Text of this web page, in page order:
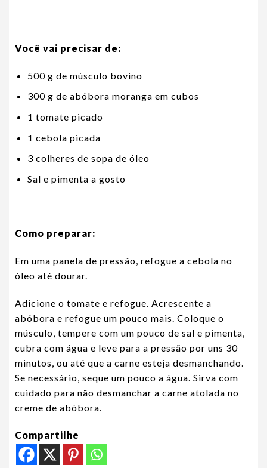
Você vai precisar de:
500 g de músculo bovino
300 g de abóbora moranga em cubos
1 tomate picado
1 cebola picada
3 colheres de sopa de óleo
Sal e pimenta a gosto
Como preparar:
Em uma panela de pressão, refogue a cebola no
óleo até dourar.
Adicione o tomate e refogue. Acrescente a
abóbora e refogue um pouco mais. Coloque o
músculo, tempere com um pouco de sal e pimenta,
cubra com água e leve para a pressão por uns 30
minutos, ou até que a carne esteja desmanchando.
Se necessário, seque um pouco a água. Sirva com
cuidado para não desmanchar a carne atolada no
creme de abóbora.
Compartilhe